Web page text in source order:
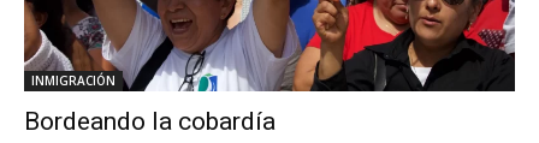
INMIGRACIÓN
Bordeando la cobardía